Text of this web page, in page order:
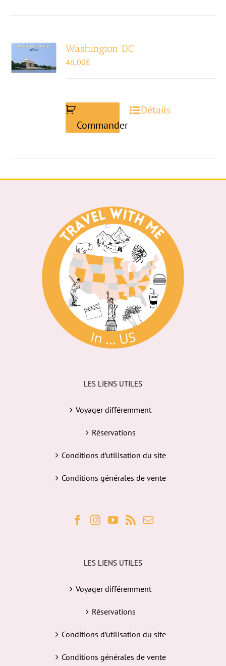
Washington DC
46,00€
Commander
Détails
LES LIENS UTILES
Voyager différemment
Réservations
Conditions d’utilisation du site
Conditions générales de vente
LES LIENS UTILES
Voyager différemment
Réservations
Conditions d’utilisation du site
Conditions générales de vente